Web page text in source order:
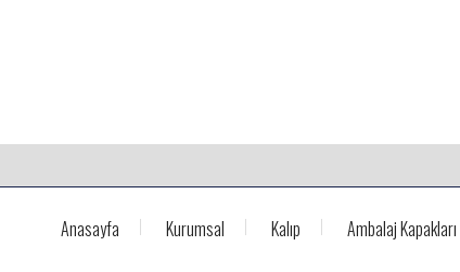
Anasayfa Kurumsal Kalıp Ambalaj Kapakları